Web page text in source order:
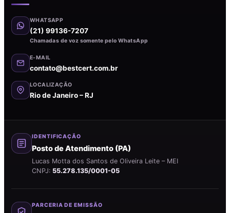
WHATSAPP
(21) 99136-7207
Chamadas de voz somente pelo WhatsApp
E-MAIL
contato@bestcert.com.br
LOCALIZAÇÃO
Rio de Janeiro – RJ
IDENTIFICAÇÃO
Posto de Atendimento (PA)
Lucas Motta dos Santos de Oliveira Leite – MEI
CNPJ: 55.278.135/0001-05
PARCERIA DE EMISSÃO